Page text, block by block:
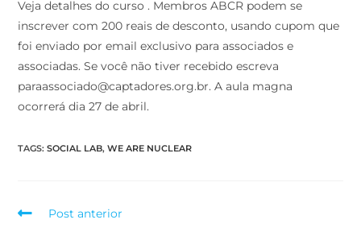
Veja detalhes do curso . Membros ABCR podem se
inscrever com 200 reais de desconto, usando cupom que
foi enviado por email exclusivo para associados e
associadas. Se você não tiver recebido escreva
paraassociado@captadores.org.br. A aula magna
ocorrerá dia 27 de abril.
TAGS:SOCIAL LAB, WE ARE NUCLEAR
Post anterior